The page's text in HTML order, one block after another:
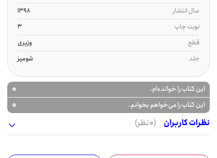
سال انتشار
1398
نوبت چاپ
3
قطع
وزیری
جلد
شومیز
این کتاب را خوانده‌ام. 0
این کتاب را می‌خواهم بخوانم.
0
نظرات کاربران
(0 نظر)